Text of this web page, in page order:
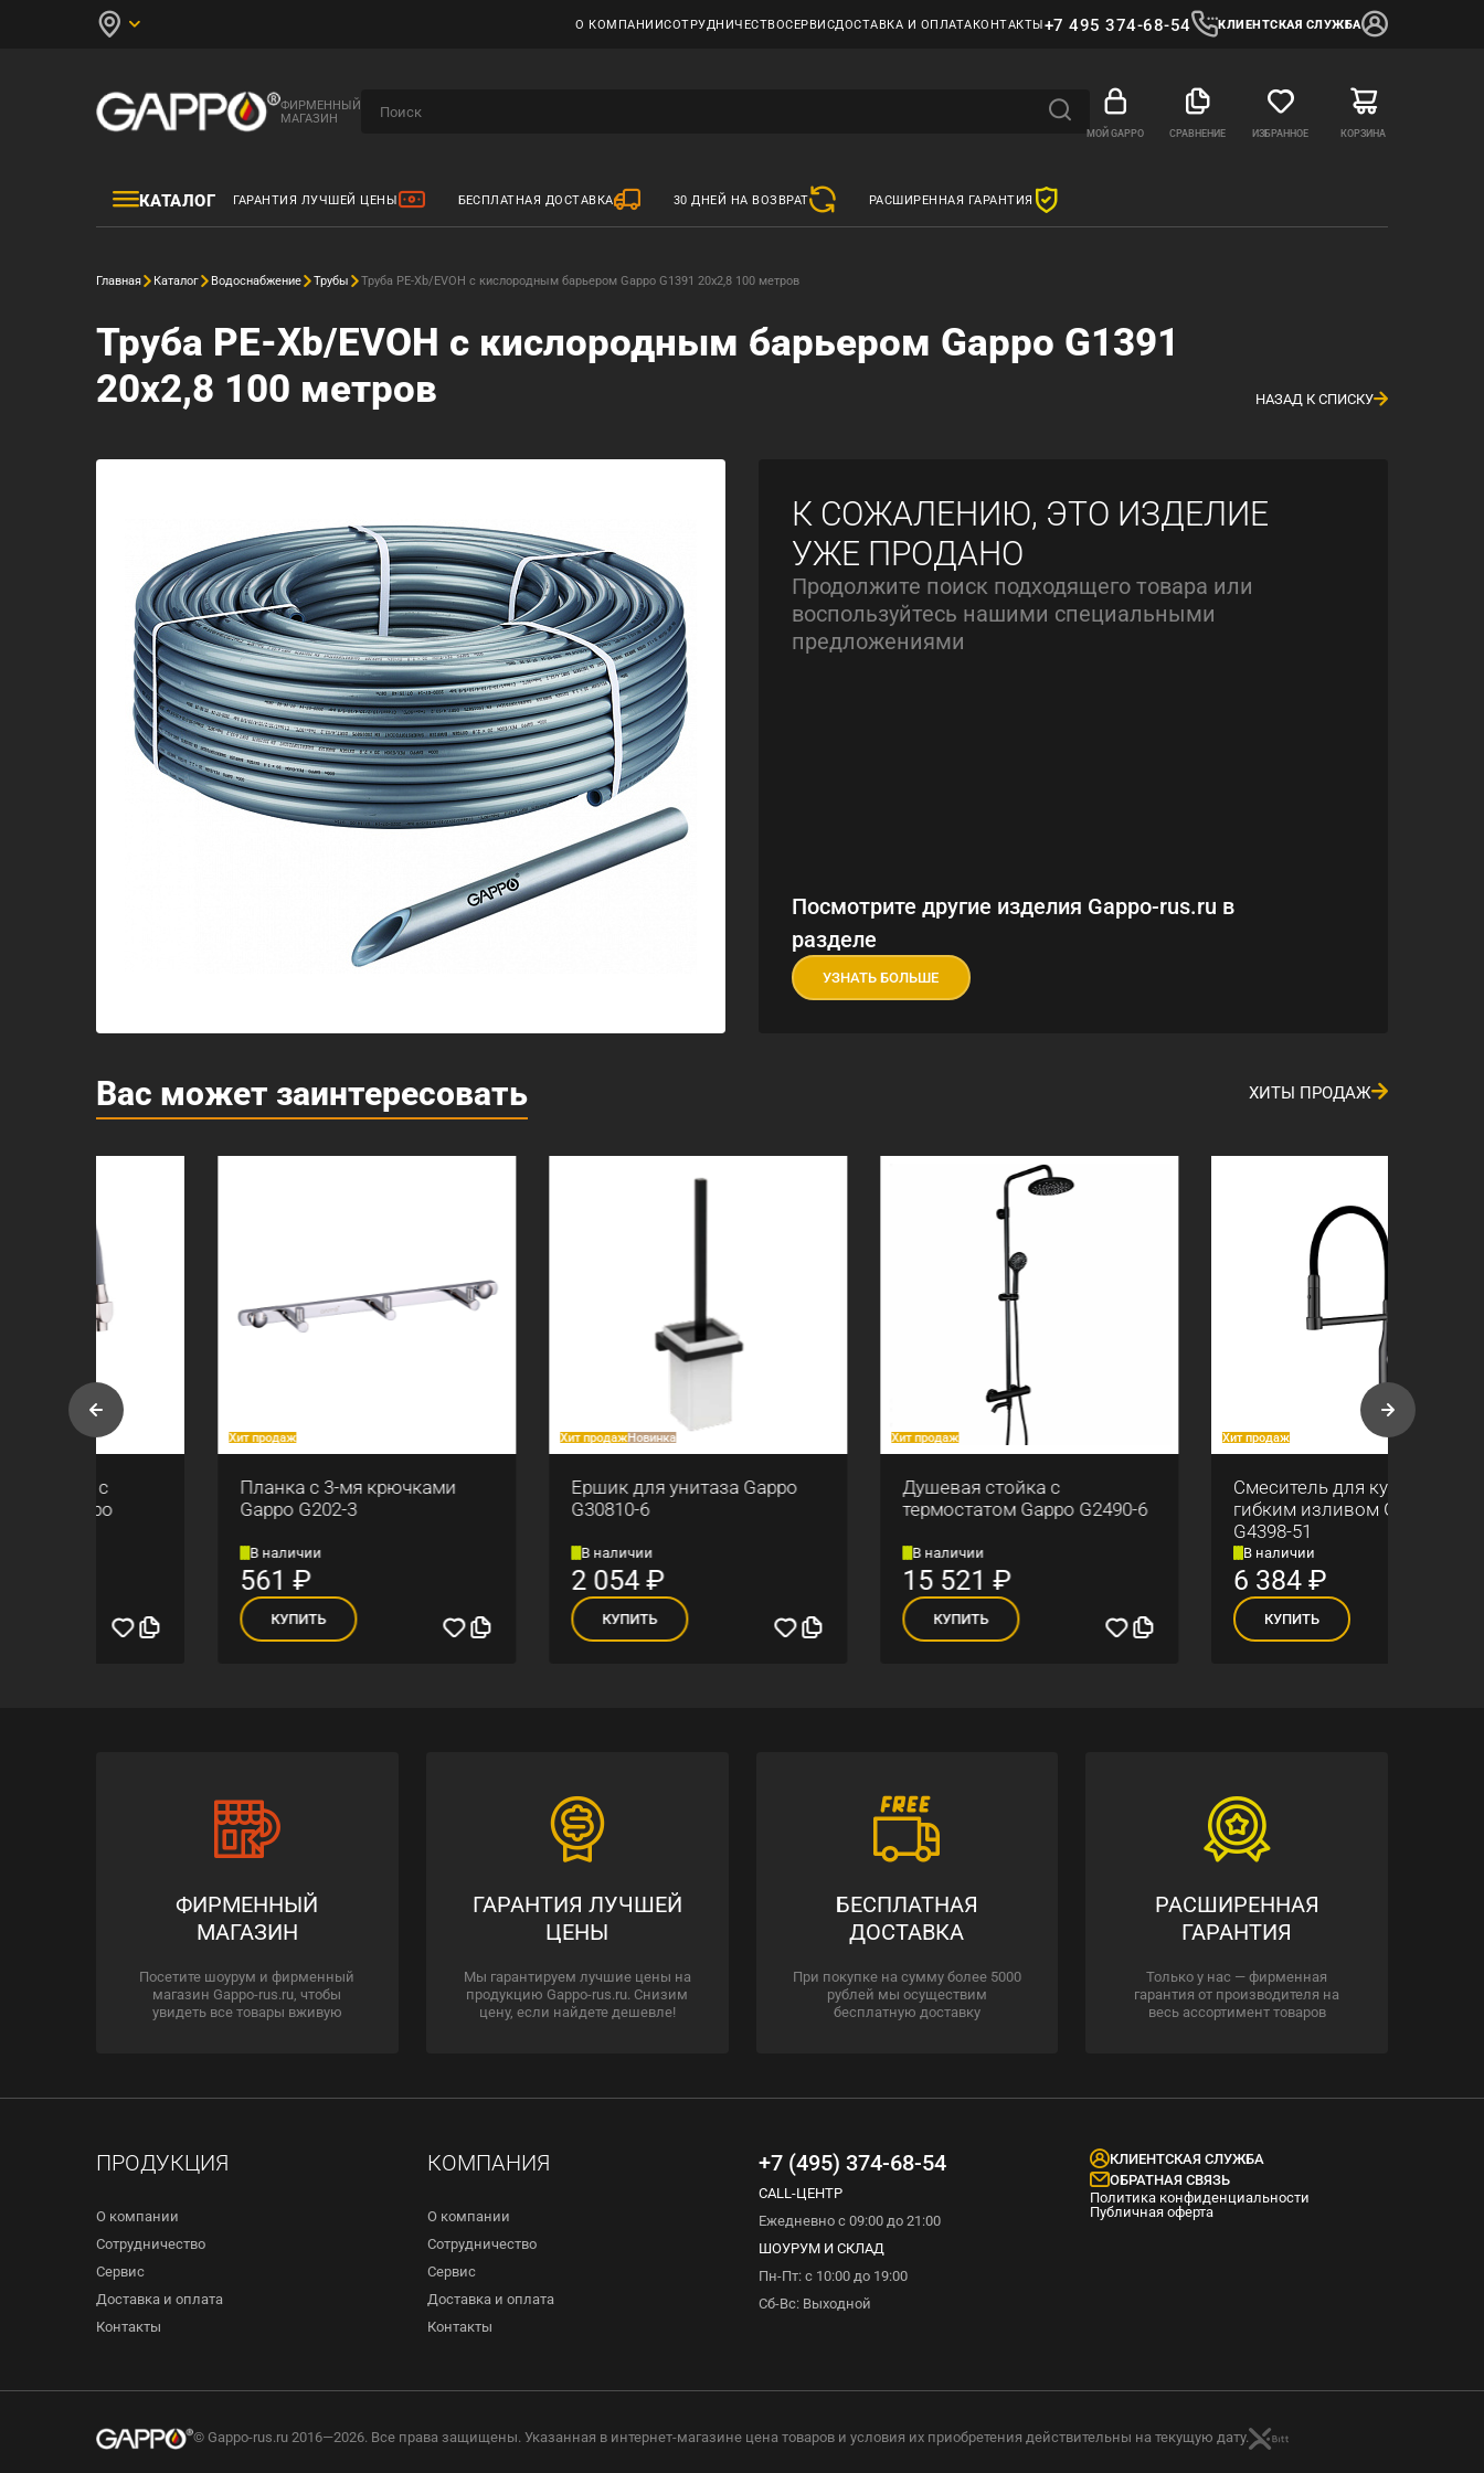
О КОМПАНИИСОТРУДНИЧЕСТВОСЕРВИСДОСТАВКА И ОПЛАТАКОНТАКТЫ+7 495 374-68-54 КЛИЕНТСКАЯ СЛУЖБА
ФИРМЕННЫЙ
МАГАЗИН
МОЙ GAPPO СРАВНЕНИЕ ИЗБРАННОЕ КОРЗИНА
КАТАЛОГ ГАРАНТИЯ ЛУЧШЕЙ ЦЕНЫ БЕСПЛАТНАЯ ДОСТАВКА 30 ДНЕЙ НА ВОЗВРАТ РАСШИРЕННАЯ ГАРАНТИЯ
Главная Каталог Водоснабжение Трубы Труба PE-Xb/EVOH с кислородным барьером Gappo G1391 20x2,8 100 метров
Труба PE-Xb/EVOH с кислородным барьером Gappo G1391
20x2,8 100 метров
НАЗАД К СПИСКУ
К СОЖАЛЕНИЮ, ЭТО ИЗДЕЛИЕ
УЖЕ ПРОДАНО
Продолжите поиск подходящего товара или
воспользуйтесь нашими специальными
предложениями
Посмотрите другие изделия Gappo-rus.ru в
разделе
УЗНАТЬ БОЛЬШЕ
Вас может заинтересовать ХИТЫ ПРОДАЖ
Хит продаж
Планка с 3-мя крючками
КУПИТЬ
Ершик для унитаза Gappo
КУПИТЬ
Душевая стойка с
термостатом Gappo G2490-6
КУПИТЬ
Смеситель для кухни с
гибким изливом Gappo
КУПИТЬ
ФИРМЕННЫЙ
МАГАЗИН
Посетите шоурум и фирменный
магазин Gappo-rus.ru, чтобы
увидеть все товары вживую
ГАРАНТИЯ ЛУЧШЕЙ
ЦЕНЫ
Мы гарантируем лучшие цены на
продукцию Gappo-rus.ru. Снизим
цену, если найдете дешевле!
БЕСПЛАТНАЯ
ДОСТАВКА
При покупке на сумму более 5000
рублей мы осуществим
бесплатную доставку
РАСШИРЕННАЯ
ГАРАНТИЯ
Только у нас — фирменная
гарантия от производителя на
весь ассортимент товаров
ПРОДУКЦИЯ
О компании
Сотрудничество
Сервис
Доставка и оплата
Контакты
КОМПАНИЯ
О компании
Сотрудничество
Сервис
Доставка и оплата
Контакты
+7 (495) 374-68-54
CALL-ЦЕНТР
Ежедневно с 09:00 до 21:00
ШОУРУМ И СКЛАД
Пн-Пт: с 10:00 до 19:00
Сб-Вс: Выходной
КЛИЕНТСКАЯ СЛУЖБА
ОБРАТНАЯ СВЯЗЬ
Политика конфиденциальности
Публичная оферта
© Gappo-rus.ru 2016—2026. Все права защищены. Указанная в интернет-магазине цена товаров и условия их приобретения действительны на текущую дату.